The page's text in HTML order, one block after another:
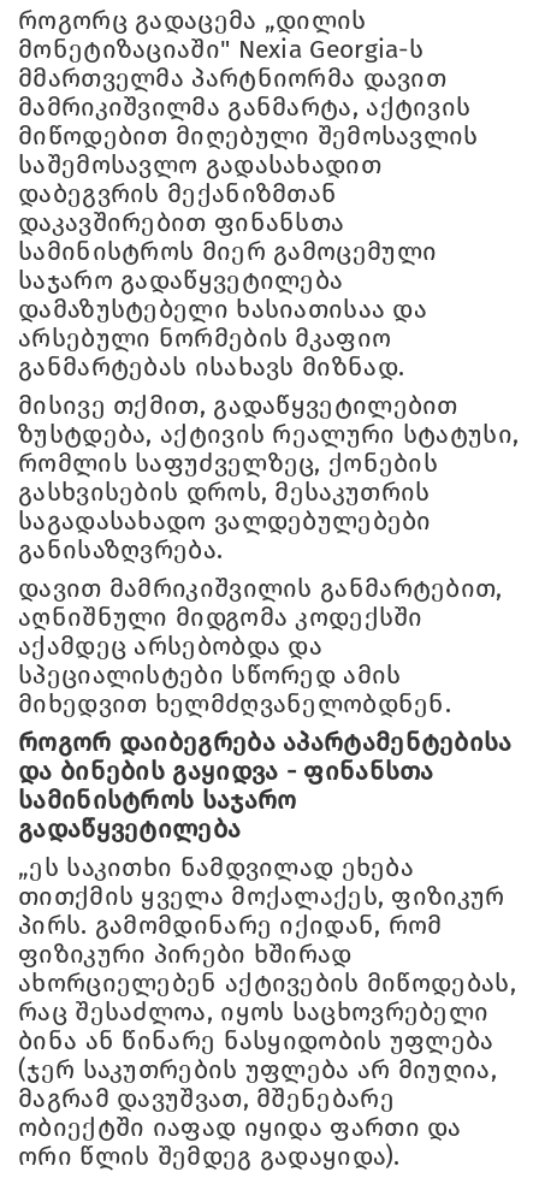
როგორც გადაცემა „დილის
მონეტიზაციაში" Nexia Georgia-ს
მმართველმა პარტნიორმა დავით
მამრიკიშვილმა განმარტა, აქტივის
მიწოდებით მიღებული შემოსავლის
საშემოსავლო გადასახადით
დაბეგვრის მექანიზმთან
დაკავშირებით ფინანსთა
სამინისტროს მიერ გამოცემული
საჯარო გადაწყვეტილება
დამაზუსტებელი ხასიათისაა და
არსებული ნორმების მკაფიო
განმარტებას ისახავს მიზნად.
მისივე თქმით, გადაწყვეტილებით
ზუსტდება, აქტივის რეალური სტატუსი,
რომლის საფუძველზეც, ქონების
გასხვისების დროს, მესაკუთრის
საგადასახადო ვალდებულებები
განისაზღვრება.
დავით მამრიკიშვილის განმარტებით,
აღნიშნული მიდგომა კოდექსში
აქამდეც არსებობდა და
სპეციალისტები სწორედ ამის
მიხედვით ხელმძღვანელობდნენ.
როგორ დაიბეგრება აპარტამენტებისა
და ბინების გაყიდვა - ფინანსთა
სამინისტროს საჯარო
გადაწყვეტილება
„ეს საკითხი ნამდვილად ეხება
თითქმის ყველა მოქალაქეს, ფიზიკურ
პირს. გამომდინარე იქიდან, რომ
ფიზიკური პირები ხშირად
ახორციელებენ აქტივების მიწოდებას,
რაც შესაძლოა, იყოს საცხოვრებელი
ბინა ან წინარე ნასყიდობის უფლება
(ჯერ საკუთრების უფლება არ მიუღია,
მაგრამ დავუშვათ, მშენებარე
ობიექტში იაფად იყიდა ფართი და
ორი წლის შემდეგ გადაყიდა).